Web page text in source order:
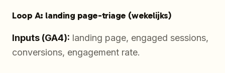
Loop A: landing page-triage (wekelijks)
Inputs (GA4): landing page, engaged sessions,
conversions, engagement rate.